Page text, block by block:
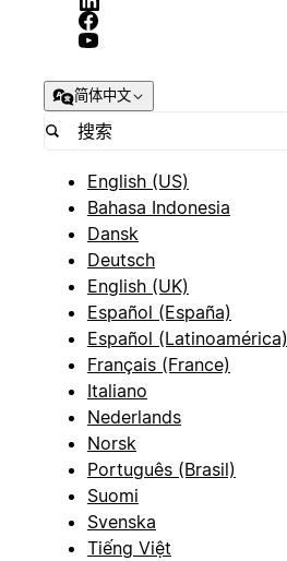
简体中文
English (US)
Bahasa Indonesia
Dansk
Deutsch
English (UK)
Español (España)
Español (Latinoamérica)
Français (France)
Italiano
Nederlands
Norsk
Português (Brasil)
Suomi
Svenska
Tiếng Việt